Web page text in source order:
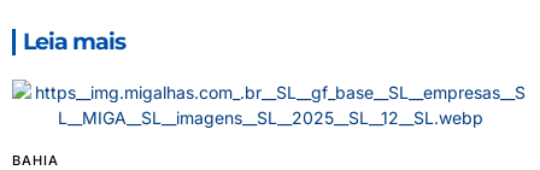
Leia mais
BAHIA